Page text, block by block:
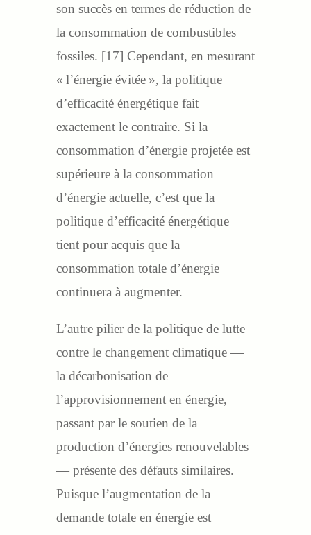
son succès en termes de réduction de
la consommation de combustibles
fossiles. [17] Cependant, en mesurant
« l’énergie évitée », la politique
d’efficacité énergétique fait
exactement le contraire. Si la
consommation d’énergie projetée est
supérieure à la consommation
d’énergie actuelle, c’est que la
politique d’efficacité énergétique
tient pour acquis que la
consommation totale d’énergie
continuera à augmenter.
L’autre pilier de la politique de lutte
contre le changement climatique —
la décarbonisation de
l’approvisionnement en énergie,
passant par le soutien de la
production d’énergies renouvelables
— présente des défauts similaires.
Puisque l’augmentation de la
demande totale en énergie est